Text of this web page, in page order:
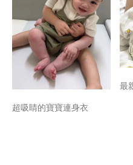
超吸睛的寶寶連身衣
最